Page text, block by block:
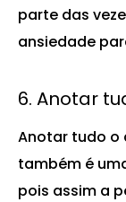
parte das
ansiedade
6. Anotar
Anotar tudo o
também é
pois assim a